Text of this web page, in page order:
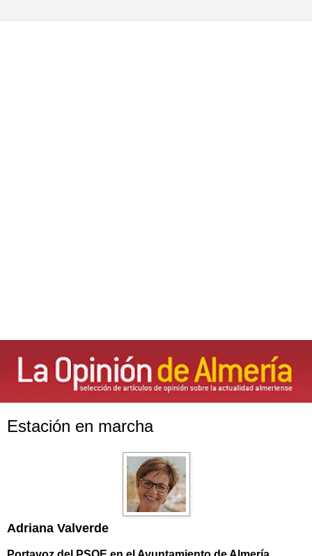
Estación en marcha
Adriana Valverde